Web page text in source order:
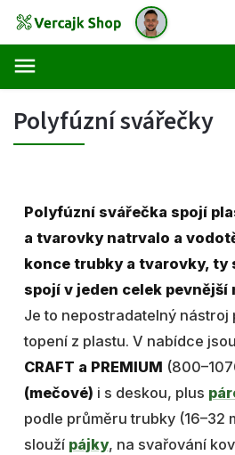
Polyfúzní svářečky
Polyfúzní svářečka spojí
a tvarovky natrvalo a
konce trubky a tvarovky, ty
spojí v jeden celek pevnější
Je to nepostradatelný nástroj
topení z plastu. V nabídce
CRAFT a PREMIUM
(mečové) i s deskou, plus
podle průměru trubky (16–32
slouží pájky, na svařování